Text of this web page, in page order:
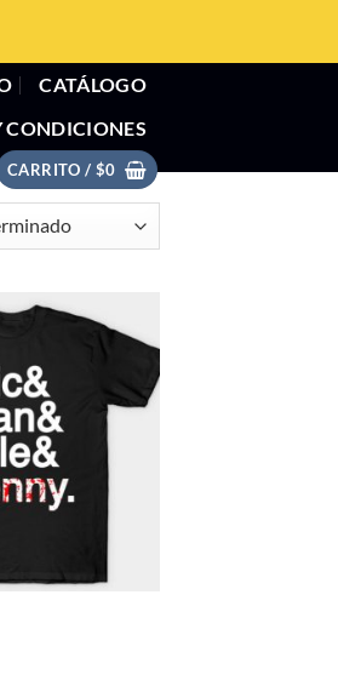
CATÁLOGO
CONDICIONES
CARRITO / $0